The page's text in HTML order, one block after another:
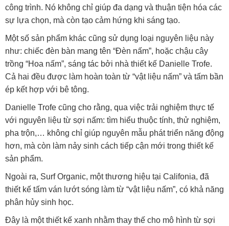
công trình. Nó không chỉ giúp đa dạng và thuận tiện hóa các
sự lựa chọn, mà còn tạo cảm hứng khi sáng tạo.
Một số sản phẩm khác cũng sử dụng loại nguyên liệu này
như: chiếc đèn bàn mang tên “Đèn nấm”, hoặc chậu cây
trồng “Hoa nấm”, sáng tác bởi nhà thiết kế Danielle Trofe.
Cả hai đều được làm hoàn toàn từ “vật liệu nấm” và tấm bần
ép kết hợp với bê tông.
Danielle Trofe cũng cho rằng, qua việc trải nghiệm thực tế
với nguyên liệu từ sợi nấm: tìm hiểu thuộc tính, thử nghiệm,
pha trộn,… không chỉ giúp nguyên mẫu phát triển năng động
hơn, mà còn làm nảy sinh cách tiếp cận mới trong thiết kế
sản phẩm.
Ngoài ra, Surf Organic, một thương hiệu tại Califonia, đã
thiết kế tấm ván lướt sóng làm từ “vật liệu nấm”, có khả năng
phân hủy sinh học.
Đây là một thiết kế xanh nhằm thay thế cho mô hình từ sợi